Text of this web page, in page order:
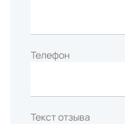
Телефон
Текст отзыва